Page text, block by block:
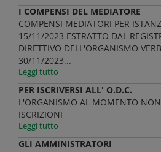
I COMPENSI DEL MEDIATORE
COMPENSI MEDIATORI PER
15/11/2023 ESTRATTO DAL
DIRETTIVO DELL'ORGANISMO
30/11/2023...
Leggi tutto
PER ISCRIVERSI ALL' O.D.C.
L'ORGANISMO AL MOMENTO
ISCRIZIONI
Leggi tutto
GLI AMMINISTRATORI